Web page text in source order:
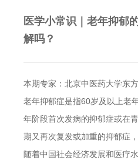
医学小常识｜老年抑郁
解吗？
本期专家：北京中医药大学东
老年抑郁症是指60岁及以上老
年阶段首次发病的抑郁症或在
期又再次复发或加重的抑郁症
随着中国社会经济发展和医疗